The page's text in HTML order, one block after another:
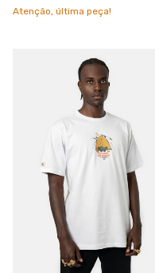
Atenção, última peça!